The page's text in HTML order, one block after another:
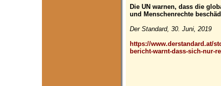
Die UN warnen, dass die
und Menschenrechte
Der Standard, 30. Juni, 2019
https://www.derstandard.at/
bericht-warnt-dass-sich-nur-